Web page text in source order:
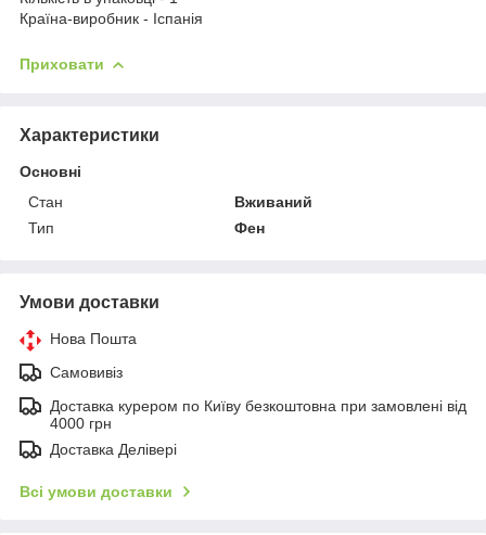
Країна-виробник - Іспанія
Приховати
Характеристики
Основні
Стан
Вживаний
Тип
Фен
Умови доставки
Нова Пошта
Самовивіз
Доставка курером по Київу безкоштовна при замовлені від
4000 грн
Доставка Делівері
Всі умови доставки